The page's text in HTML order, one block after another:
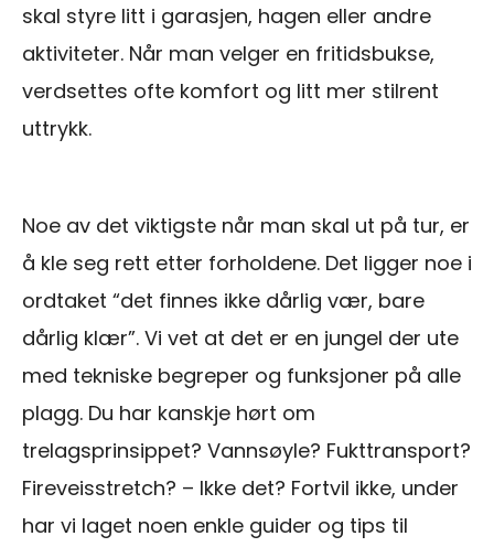
skal styre litt i garasjen, hagen eller andre
aktiviteter. Når man velger en fritidsbukse,
verdsettes ofte komfort og litt mer stilrent
uttrykk.
Noe av det viktigste når man skal ut på tur, er
å kle seg rett etter forholdene. Det ligger noe i
ordtaket “det finnes ikke dårlig vær, bare
dårlig klær”. Vi vet at det er en jungel der ute
med tekniske begreper og funksjoner på alle
plagg. Du har kanskje hørt om
trelagsprinsippet? Vannsøyle? Fukttransport?
Fireveisstretch? – Ikke det? Fortvil ikke, under
har vi laget noen enkle guider og tips til